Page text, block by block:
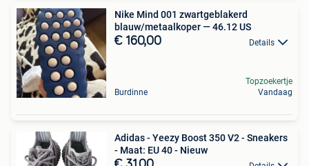
Nike Mind 001 zwartgeblakerd
blauw/metaalkoper — 46.12 US
€ 160,00 Details
Burdinne
Topzoekertje
Vandaag
Adidas - Yeezy Boost 350 V2 - Sneakers
- Maat: EU 40 - Nieuw